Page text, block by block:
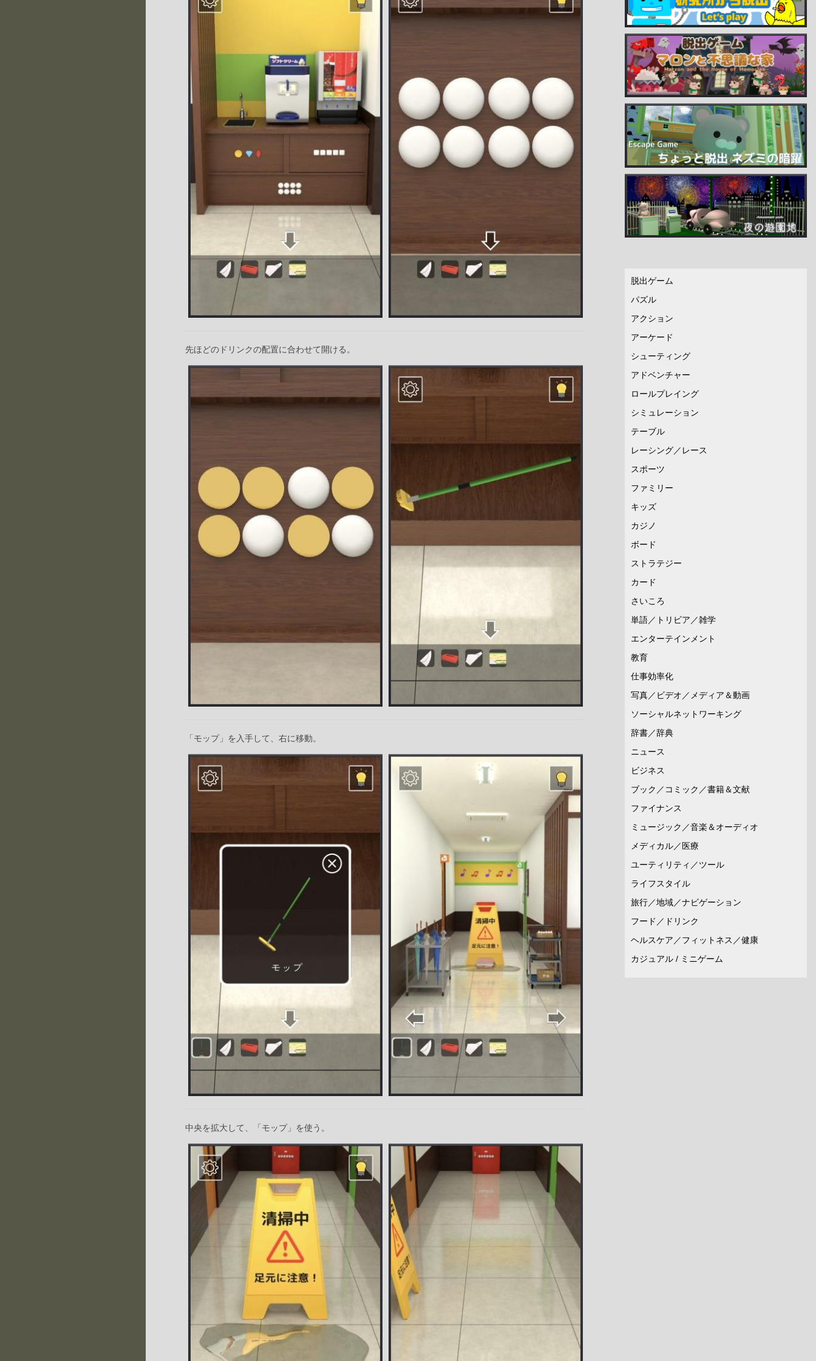
先ほどのドリンクの配置に合わせて開ける。
「モップ」を入手して、右に移動。
中央を拡大して、「モップ」を使う。
脱出ゲーム
パズル
アクション
アーケード
シューティング
アドベンチャー
ロールプレイング
シミュレーション
テーブル
レーシング／レース
スポーツ
ファミリー
キッズ
カジノ
ボード
ストラテジー
カード
さいころ
単語／トリビア／雑学
エンターテインメント
教育
仕事効率化
写真／ビデオ／メディア＆動画
ソーシャルネットワーキング
辞書／辞典
ニュース
ビジネス
ブック／コミック／書籍＆文献
ファイナンス
ミュージック／音楽＆オーディオ
メディカル／医療
ユーティリティ／ツール
ライフスタイル
旅行／地域／ナビゲーション
フード／ドリンク
ヘルスケア／フィットネス／健康
カジュアル / ミニゲーム